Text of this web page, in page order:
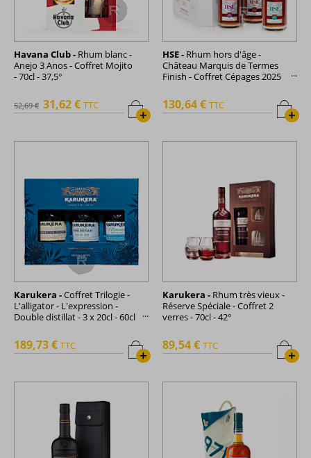
Havana Club - Rhum blanc -
Anejo 3 Anos - Coffret Mojito
- 70cl - 37,5°
+
52,69 € 31,62 € TTC
HSE - Rhum hors d'âge -
Château Marquis de Termes
Finish - Coffret Cépages 2025
+
130,64 € TTC
Karukera -Coffret Trilogie -
L'alligator - L'expression -
Double distillat - 3 x 20cl - 60cl
+
189,73 € TTC
Karukera - Rhum très vieux -
Réserve Spéciale - Coffret 2
verres - 70cl - 42°
+
89,54 € TTC